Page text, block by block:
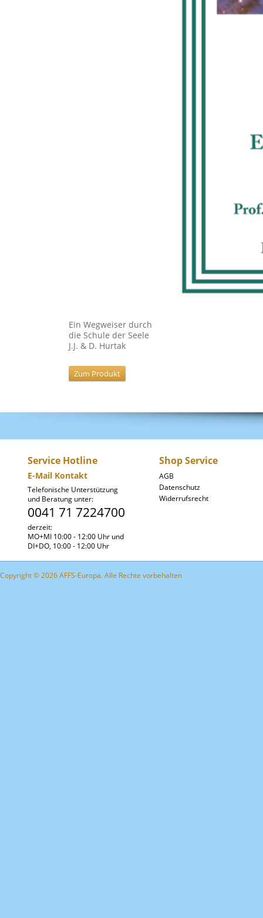
Ein Wegweiser durch
die Schule der Seele
J.J. & D. Hurtak
Zum Produkt
Service Hotline
E-Mail Kontakt
Telefonische Unterstützung
und Beratung unter:
0041 71 7224700
derzeit:
MO+MI 10:00 - 12:00 Uhr und
DI+DO, 10:00 - 12:00 Uhr
Shop Service
AGB
Datenschutz
Widerrufsrecht
Copyright © 2026 AFFS-Europa. Alle Rechte vorbehalten